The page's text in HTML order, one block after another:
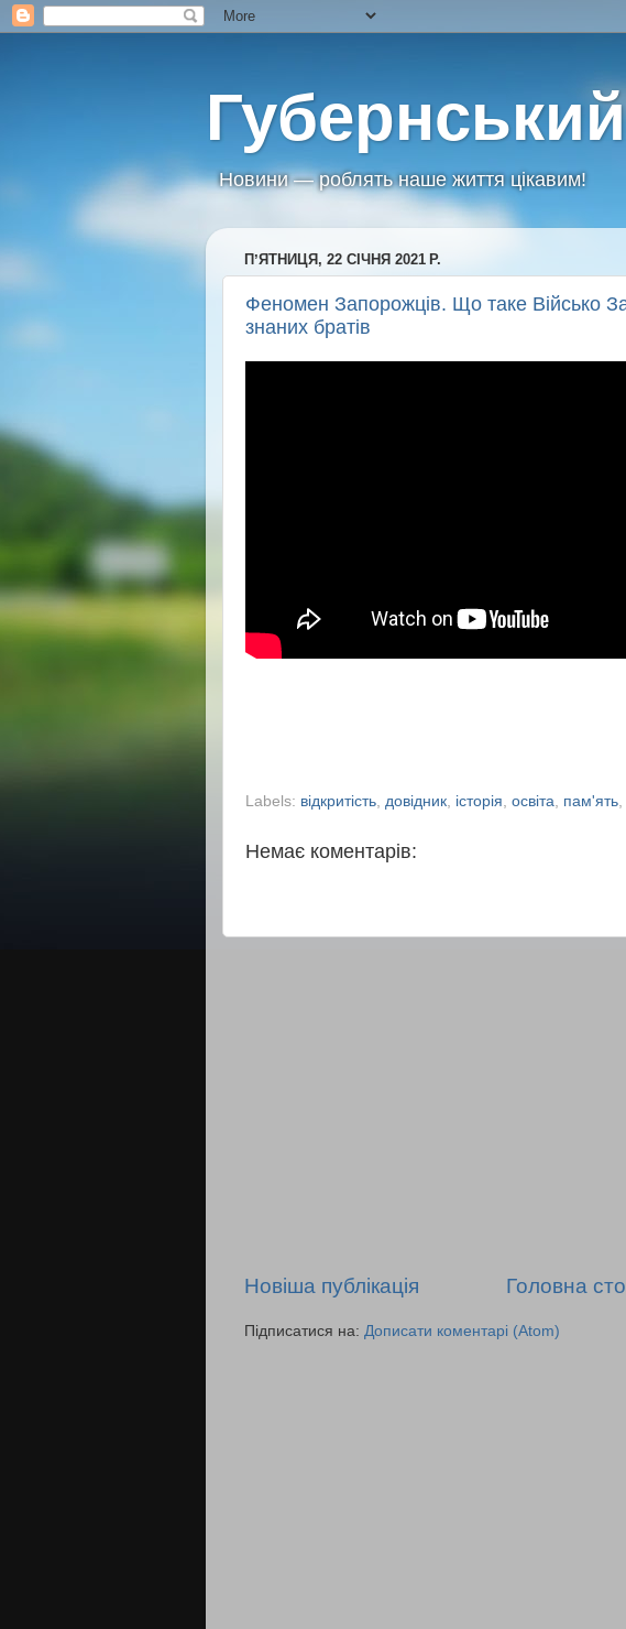
Новини — роблять наше життя цікавим!
ПʼЯТНИЦЯ, 22 СІЧНЯ 2021 Р.
Феномен Запорожців. Що таке Військо
знаних братів
Labels: відкритість довідник історія освіта пам'ять
Немає коментарів:
Новіша публікація Головна
Підписатися на: Дописати коментарі (Atom)